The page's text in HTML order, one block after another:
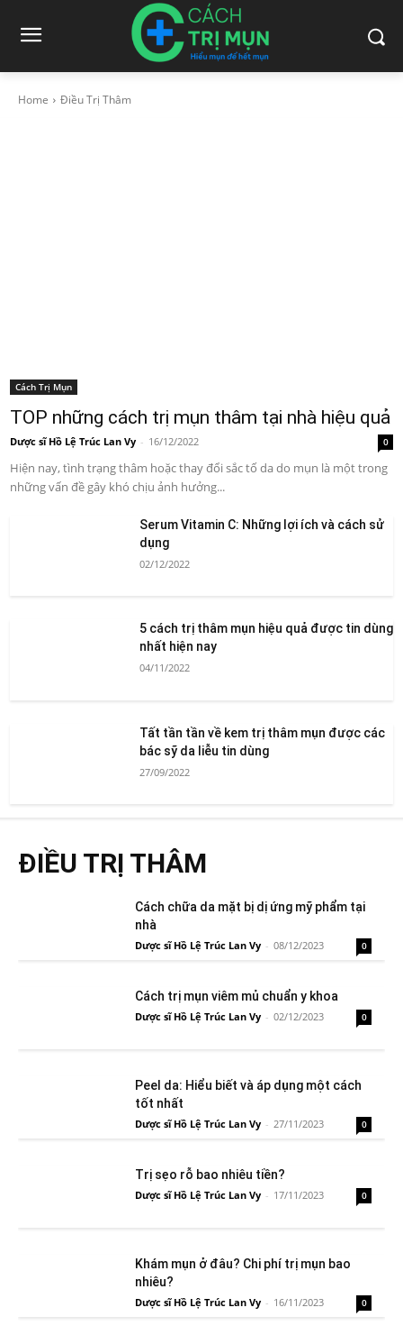
Home Điều Trị Thâm
Cách Trị Mụn
TOP những cách trị mụn thâm tại nhà hiệu quả
Dược sĩ Hồ Lệ Trúc Lan Vy - 16/12/2022 0
Hiện nay, tình trạng thâm hoặc thay đổi sắc tố da do mụn là một trong
những vấn đề gây khó chịu ảnh hưởng...
Serum Vitamin C: Những lợi ích và cách sử
dụng
02/12/2022
5 cách trị thâm mụn hiệu quả được tin dùng
nhất hiện nay
04/11/2022
Tất tần tần về kem trị thâm mụn được các
bác sỹ da liễu tin dùng
27/09/2022
ĐIỀU TRỊ THÂM
Cách chữa da mặt bị dị ứng mỹ phẩm tại
nhà
Dược sĩ Hồ Lệ Trúc Lan Vy - 08/12/2023 0
Cách trị mụn viêm mủ chuẩn y khoa
Dược sĩ Hồ Lệ Trúc Lan Vy - 02/12/2023 0
Peel da: Hiểu biết và áp dụng một cách
tốt nhất
Dược sĩ Hồ Lệ Trúc Lan Vy - 27/11/2023 0
Trị sẹo rỗ bao nhiêu tiền?
Dược sĩ Hồ Lệ Trúc Lan Vy - 17/11/2023 0
Khám mụn ở đâu? Chi phí trị mụn bao
nhiêu?
Dược sĩ Hồ Lệ Trúc Lan Vy - 16/11/2023 0